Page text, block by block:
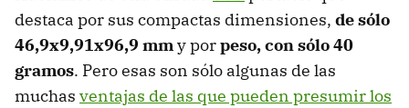
destaca por sus compactas dimensiones, de sólo
46,9x9,91x96,9 mmy porpeso, con sólo 40
gramos. Pero esas son sólo algunas de las
muchas ventajas de las que pueden presumir los